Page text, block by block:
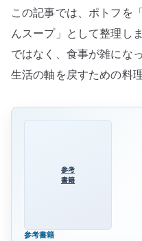
ス
ー
の
この記事では、ポトフを
んスープ」として整理し
ではなく、食事が雑にな
生活の軸を戻すための料理
参考
書籍
参考書籍